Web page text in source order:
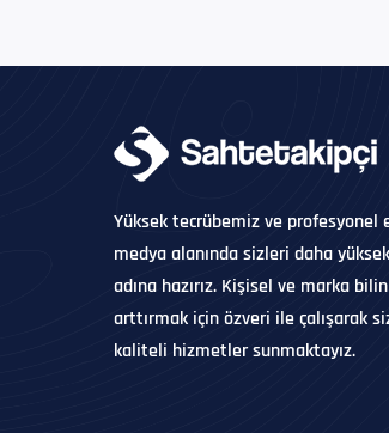
Yüksek tecrübemiz ve profesyonel
medya alanında sizleri daha
adına hazırız. Kişisel ve marka
arttırmak için özveri ile çalışarak
kaliteli hizmetler sunmaktayız.